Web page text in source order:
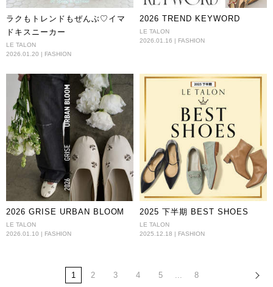
ラクもトレンドもぜんぶ♡イマ
ドキスニーカー
LE TALON
2026.01.20 | FASHION
2026 TREND KEYWORD
LE TALON
2026.01.16 | FASHION
2026 GRISE URBAN BLOOM
LE TALON
2026.01.10 | FASHION
2025 下半期 BEST SHOES
LE TALON
2025.12.18 | FASHION
1 2 3 4 5 ... 8